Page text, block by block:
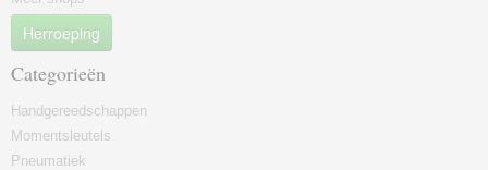
Herroeping
Categorieën
Handgereedschappen
Momentsleutels
Pneumatiek